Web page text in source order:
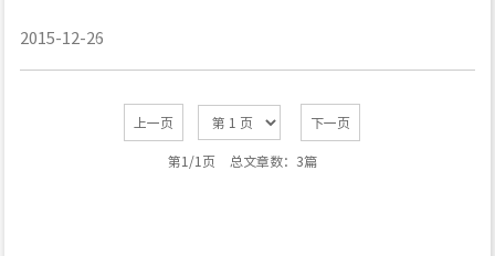
2015-12-26
上一页 下一页
第1/1页 总文章数：3篇